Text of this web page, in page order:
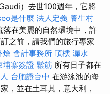
）去世100週年，它將
是什麼 法人定義 養生村
在美麗的自然環境中，許
之前，請我們的旅行專家
燴 會計事務所 頂樓 漏水
埔寨簽證 鬆筋 所有日子都在
台胞證台中 在游泳池的海
，並在土耳其，意大利，